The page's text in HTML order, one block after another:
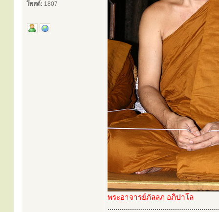
โพสต์: 1807
พระอาจารย์ภัลลภ อภิปาโล